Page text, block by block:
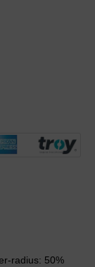
radius: 50%